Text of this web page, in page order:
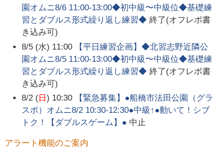
園オムニ8/6 11:00-13:00◆初中級〜中級位◆基礎練
習とダブルス形式繰り返し練習◆ 終了(オフレポ書
き込み可)
8/5 (水) 11:00
【平日練習企画】◆北習志野近隣公
園オムニ8/5 11:00-13:00◆初中級〜中級位◆基礎練
習とダブルス形式繰り返し練習◆ 終了(オフレポ書
き込み可)
8/2 ( 日) 10:30
【緊急募集】●船橋市法田公園（グラ
スポ）オムニ8/2 10:30-12:30●中級↑●動いて！シブ
トク！【ダブルスゲーム】● 中止
アラート機能のご案内